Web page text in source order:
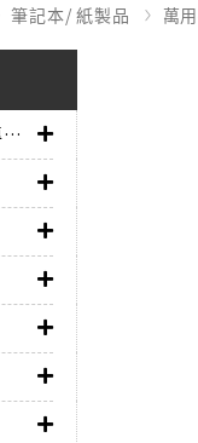
筆記本/ 紙製品 萬
話題新品到貨專區➤